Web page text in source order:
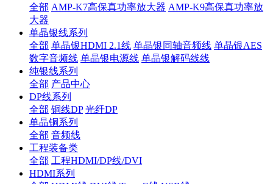
全部 AMP-K7高保真功率放大器 AMP-K9高保真功率放
大器
单晶银线系列
全部 单晶银HDMI 2.1线 单晶银同轴音频线 单晶银AES
数字音频线 单晶银电源线 单晶银解码线线
纯银线系列
全部 产品中心
DP线系列
全部 铜线DP 光纤DP
单晶铜系列
全部 音频线
工程装备类
全部 工程HDMI/DP线/DVI
HDMI系列